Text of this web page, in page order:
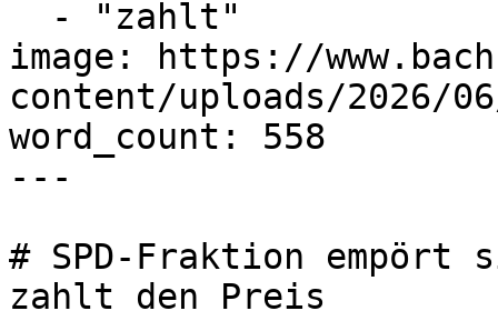
image: https://
content/uploads/2026/
word_count: 558
---
# SPD-Fraktion empört
zahlt den Preis